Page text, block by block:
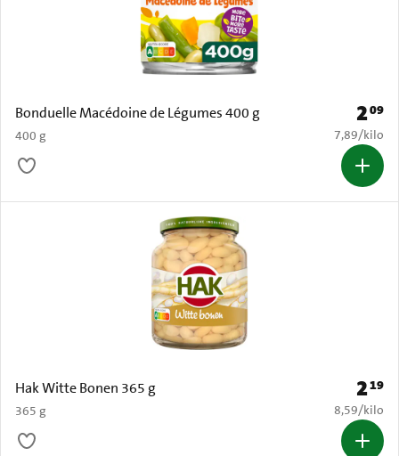
Bonduelle Macédoine de Légumes 400 g
400 g
Prijs:
209
€ 7,89 per
7,89/kilo
Hak Witte Bonen 365 g
365 g
Prijs:
219
€ 8,59 per
8,59/kilo